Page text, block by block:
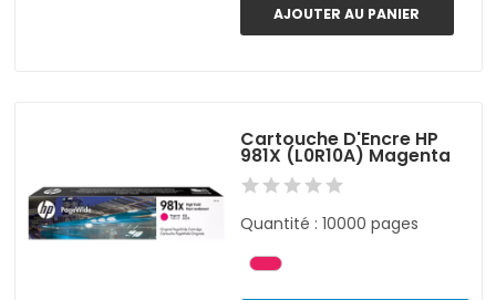
AJOUTER AU PANIER
Cartouche D'Encre HP
981X (L0R10A) Magenta
Quantité : 10000 pages